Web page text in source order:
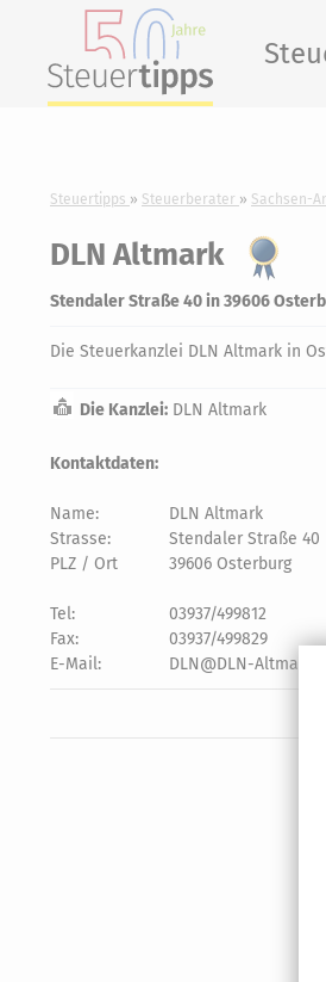
Steuertipps Steuerberater Sachsen-
DLN Altmark
Stendaler Straße 40 in 39606
Die Steuerkanzlei DLN Altmark in
Die Kanzlei: DLN Altmark
Kontaktdaten:
Name:
DLN Altmark
Strasse:
Stendaler Straße 40
PLZ / Ort
39606 Osterburg
Tel:
03937/499812
Fax:
03937/499829
E-Mail:
DLN@DLN-